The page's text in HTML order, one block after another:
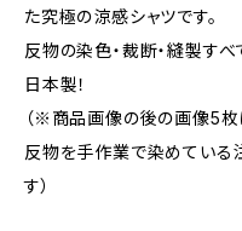
た究極の涼感シャツです。
反物の染色・裁断・縫製す
日本製！
（※商品画像の後の画像5枚
反物を手作業で染めている
す）